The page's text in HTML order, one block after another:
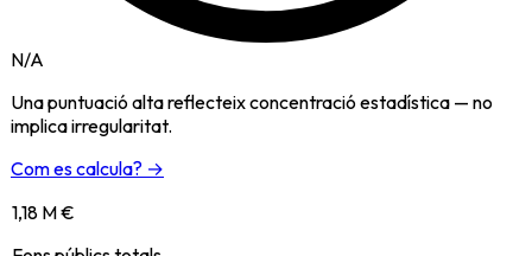
N/A
Una puntuació alta reflecteix concentració estadística — no
implica irregularitat.
Com es calcula? →
1,18 M €